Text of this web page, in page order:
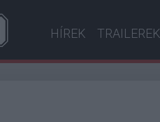
HÍREK TRAILEREK